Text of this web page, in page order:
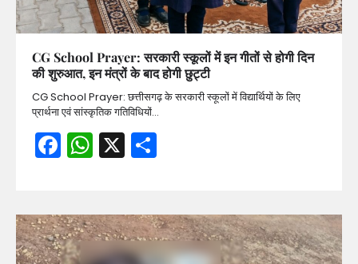
CG School Prayer: सरकारी स्कूलों में इन गीतों से होगी दिन
की शुरुआत, इन मंत्रों के बाद होगी छुट्टी
CG School Prayer: छत्तीसगढ़ के सरकारी स्कूलों में विद्यार्थियों के लिए
प्रार्थना एवं सांस्कृतिक गतिविधियों…
Facebook
WhatsApp
X